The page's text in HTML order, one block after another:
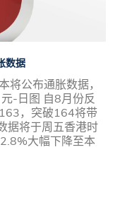
数据
将公布通胀数据，
-日图 自8月份反
，突破164将带
据将于周五香港时
大幅下降至本